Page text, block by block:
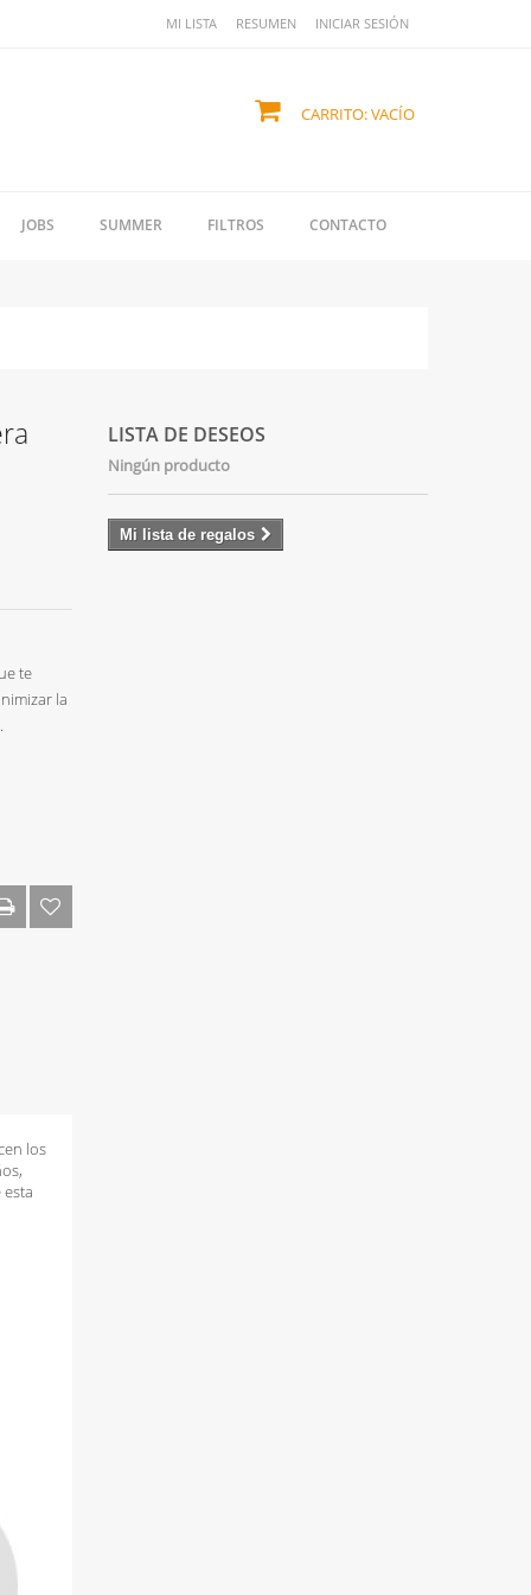
MI LISTA RESUMEN INICIAR SESIÓN
CARRITO:VACÍO
JOBS SUMMER FILTROS CONTACTO
te
la
los
LISTA DE DESEOS
Ningún producto
Mi lista de regalos